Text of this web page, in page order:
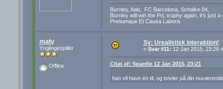
Burnley, Aab, FC Barcelona, Schalke 04,
Burnley will win the PrL trophy again, it's just a
Pretiumque Et Causa Laboris
matv
Ynglingespiller
Offline
Sv: Urealistisk interaktion!
« Svar #11: 12 Jan 2015, 23:26 »
Citat af: Spardle 12 Jan 2015, 23:21
han vil have én til, og tvivler på din